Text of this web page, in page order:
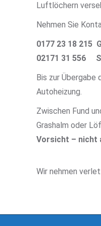
Luftlöchern
Nehmen Sie
0177 23 18 215
02171 31 556
Bis zur Übergabe
Autoheizung.
Zwischen Fund
Grashalm oder
Vorsicht – nicht
Wir nehmen